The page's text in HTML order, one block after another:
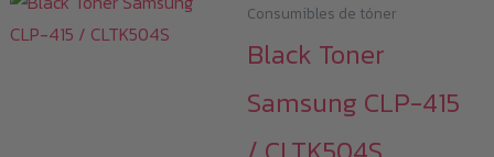
Consumibles de tóner
Black Toner
Samsung CLP-415